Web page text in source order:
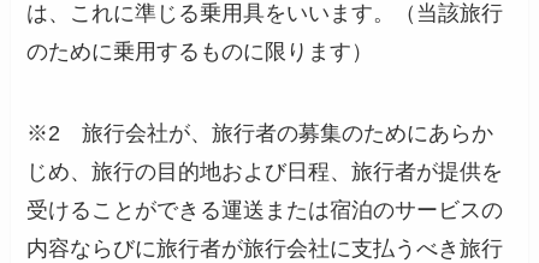
は、これに準じる乗用具をいいます。（当該旅行
のために乗用するものに限ります）
※2 旅行会社が、旅行者の募集のためにあらか
じめ、旅行の目的地および日程、旅行者が提供を
受けることができる運送または宿泊のサービスの
内容ならびに旅行者が旅行会社に支払うべき旅行